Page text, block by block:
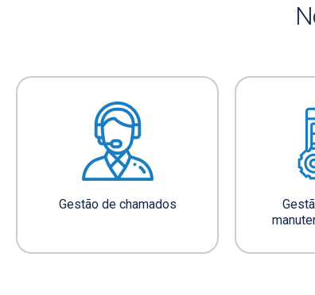
Gestão de facilities para
instituições de ensino
Garanta que os espaços físicos
estejam sempre em bom estado e
Gestão de chamados